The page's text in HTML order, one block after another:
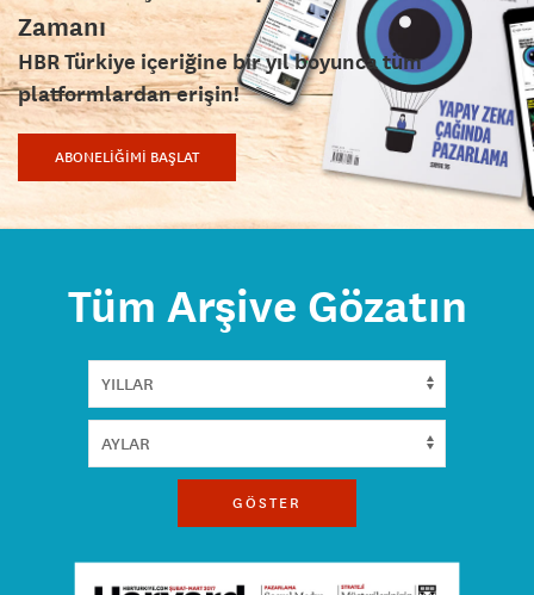
Zamanı
HBR Türkiye içeriğine bir yıl boyunca tüm
platformlardan erişin!
ABONELİĞİMİ BAŞLAT
Tüm Arşive Gözatın
GÖSTER